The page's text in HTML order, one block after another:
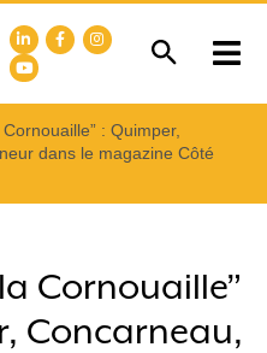
: Quimper,
dans le magazine Côté
Cornouaille”
Concarneau,